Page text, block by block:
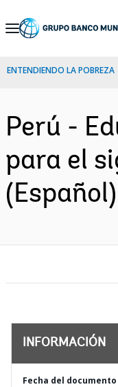
Skip
Navigation
ENTENDIENDO LA POBREZA
Perú -
para el
(Español)
INFORMACIÓN
Fecha del documento